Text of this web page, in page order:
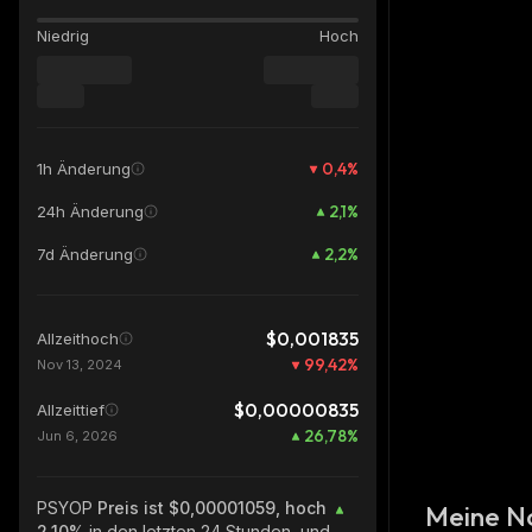
Niedrig Hoch
1h Änderung 0,4%
24h Änderung 2,1%
7d Änderung 2,2%
Allzeithoch $0,001835
Nov 13, 2024 99,42%
Allzeittief $0,00000835
Jun 6, 2026 26,78%
PSYOP Preis ist $0,00001059, hoch
Meine